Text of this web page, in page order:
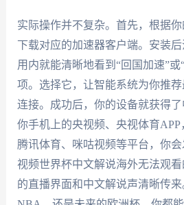
实际操作并不复杂。首先，根据
下载对应的加速器客户端。安装
用内就能清晰地看到“回国加速”
项。选择它，让智能系统为你推
连接。成功后，你的设备就获得
你手机上的央视频、央视体育APP
腾讯体育、咪咕视频等平台，你
视频世界杯中文解说海外无法观
的直播界面和中文解说声清晰传来